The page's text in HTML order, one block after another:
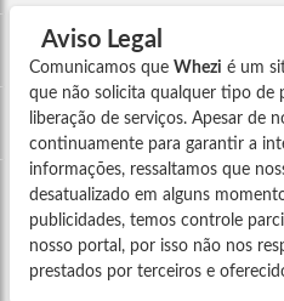
Aviso Legal
Comunicamos que Whezi é um
que não solicita qualquer tipo de
liberação de serviços. Apesar de
continuamente para garantir a
informações, ressaltamos que
desatualizado em alguns
publicidades, temos controle
nosso portal, por isso não nos
prestados por terceiros e